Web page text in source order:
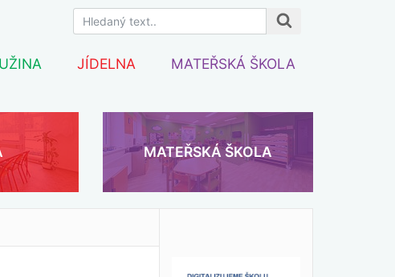
JÍDELNA MATEŘSKÁ ŠKOLA
MATEŘSKÁ ŠKOLA